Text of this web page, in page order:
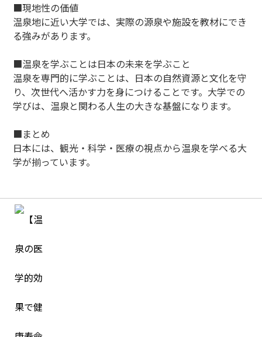
■現地性の価値
温泉地に近い大学では、実際の源泉や施設を教材にでき
る強みがあります。
■温泉を学ぶことは日本の未来を学ぶこと
温泉を専門的に学ぶことは、日本の自然資源と文化を守
り、次世代へ活かす力を身につけることです。大学での
学びは、温泉と関わる人生の大きな基盤になります。
■まとめ
日本には、観光・科学・医療の視点から温泉を学べる大
学が揃っています。